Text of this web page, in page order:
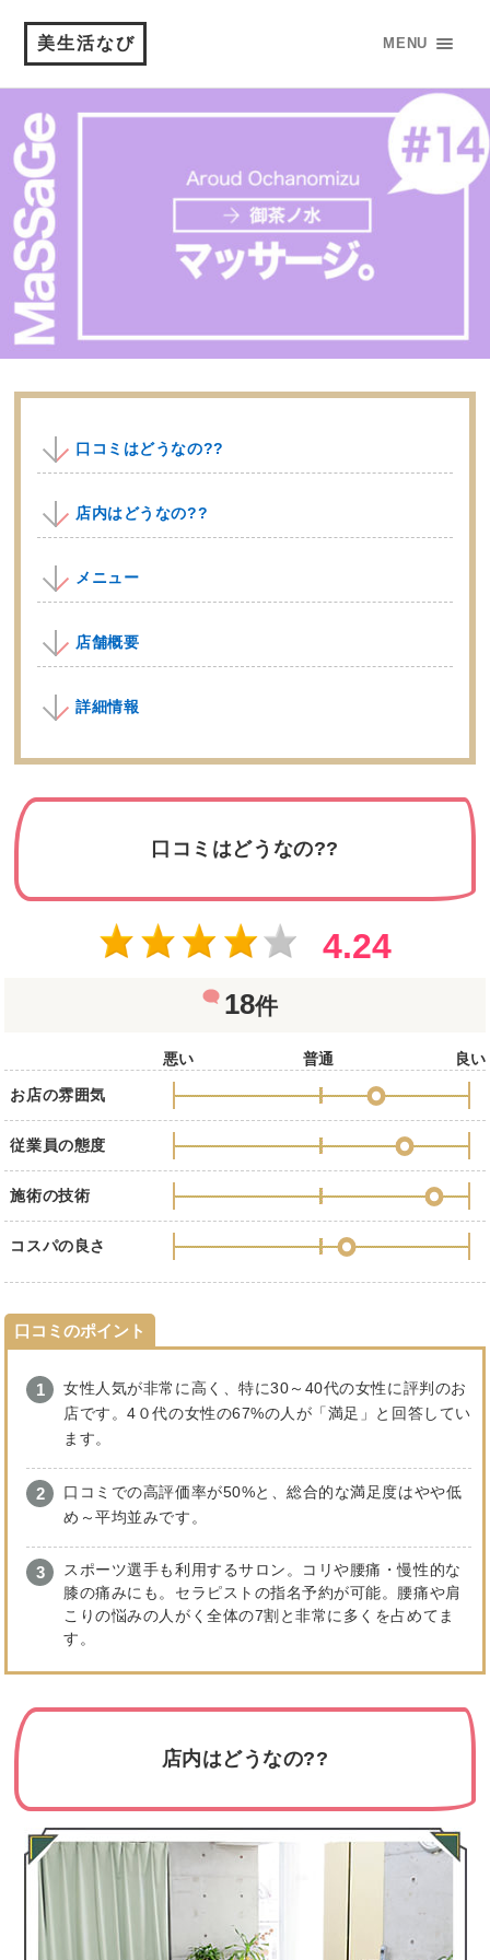
美生活なび MENU
口コミはどうなの??
店内はどうなの??
メニュー
店舗概要
詳細情報
口コミはどうなの??
4.24
18件
悪い 普通 良い
お店の雰囲気
従業員の態度
施術の技術
コスパの良さ
口コミのポイント
女性人気が非常に高く、特に30～40代の女性に評判のお
店です。4０代の女性の67%の人が「満足」と回答してい
ます。
口コミでの高評価率が50%と、総合的な満足度はやや低
め～平均並みです。
スポーツ選手も利用するサロン。コリや腰痛・慢性的な
膝の痛みにも。セラピストの指名予約が可能。腰痛や肩
こりの悩みの人がく全体の7割と非常に多くを占めてま
す。
店内はどうなの??